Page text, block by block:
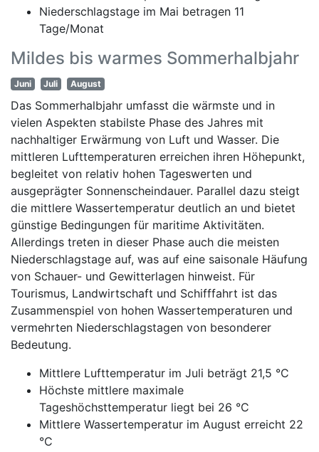
Niederschlagstage im Mai betragen 11
Tage/Monat
Mildes bis warmes Sommerhalbjahr
Juni Juli August
Das Sommerhalbjahr umfasst die wärmste und in
vielen Aspekten stabilste Phase des Jahres mit
nachhaltiger Erwärmung von Luft und Wasser. Die
mittleren Lufttemperaturen erreichen ihren Höhepunkt,
begleitet von relativ hohen Tageswerten und
ausgeprägter Sonnenscheindauer. Parallel dazu steigt
die mittlere Wassertemperatur deutlich an und bietet
günstige Bedingungen für maritime Aktivitäten.
Allerdings treten in dieser Phase auch die meisten
Niederschlagstage auf, was auf eine saisonale Häufung
von Schauer- und Gewitterlagen hinweist. Für
Tourismus, Landwirtschaft und Schifffahrt ist das
Zusammenspiel von hohen Wassertemperaturen und
vermehrten Niederschlagstagen von besonderer
Bedeutung.
Mittlere Lufttemperatur im Juli beträgt 21,5 °C
Höchste mittlere maximale
Tageshöchsttemperatur liegt bei 26 °C
Mittlere Wassertemperatur im August erreicht 22
°C